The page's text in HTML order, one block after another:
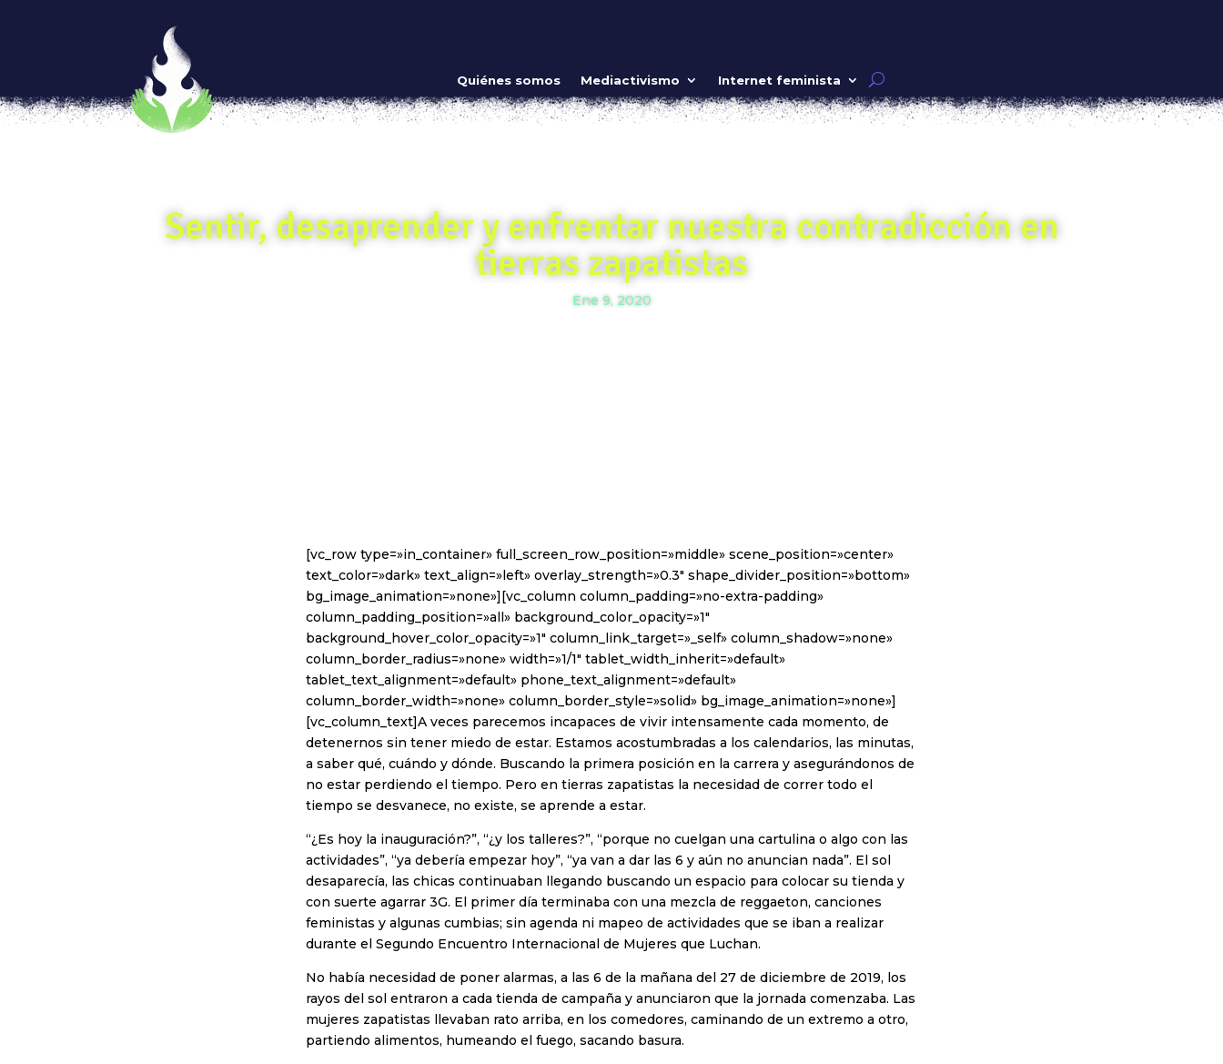
Quiénes somos Mediactivismo Internet feminista
Sentir, desaprender y enfrentar nuestra contradicción en
tierras zapatistas
Ene 9, 2020
[vc_row type=»in_container» full_screen_row_position=»middle» scene_position=»center»
text_color=»dark» text_align=»left» overlay_strength=»0.3″ shape_divider_position=»bottom»
bg_image_animation=»none»][vc_column column_padding=»no-extra-padding»
column_padding_position=»all» background_color_opacity=»1″
background_hover_color_opacity=»1″ column_link_target=»_self» column_shadow=»none»
column_border_radius=»none» width=»1/1″ tablet_width_inherit=»default»
tablet_text_alignment=»default» phone_text_alignment=»default»
column_border_width=»none» column_border_style=»solid» bg_image_animation=»none»]
[vc_column_text]A veces parecemos incapaces de vivir intensamente cada momento, de
detenernos sin tener miedo de estar. Estamos acostumbradas a los calendarios, las minutas,
a saber qué, cuándo y dónde. Buscando la primera posición en la carrera y asegurándonos de
no estar perdiendo el tiempo. Pero en tierras zapatistas la necesidad de correr todo el
tiempo se desvanece, no existe, se aprende a estar.
“¿Es hoy la inauguración?”, “¿y los talleres?”, “porque no cuelgan una cartulina o algo con las
actividades”, “ya debería empezar hoy”, “ya van a dar las 6 y aún no anuncian nada”. El sol
desaparecía, las chicas continuaban llegando buscando un espacio para colocar su tienda y
con suerte agarrar 3G. El primer día terminaba con una mezcla de reggaeton, canciones
feministas y algunas cumbias; sin agenda ni mapeo de actividades que se iban a realizar
durante el Segundo Encuentro Internacional de Mujeres que Luchan.
No había necesidad de poner alarmas, a las 6 de la mañana del 27 de diciembre de 2019, los
rayos del sol entraron a cada tienda de campaña y anunciaron que la jornada comenzaba. Las
mujeres zapatistas llevaban rato arriba, en los comedores, caminando de un extremo a otro,
partiendo alimentos, humeando el fuego, sacando basura.